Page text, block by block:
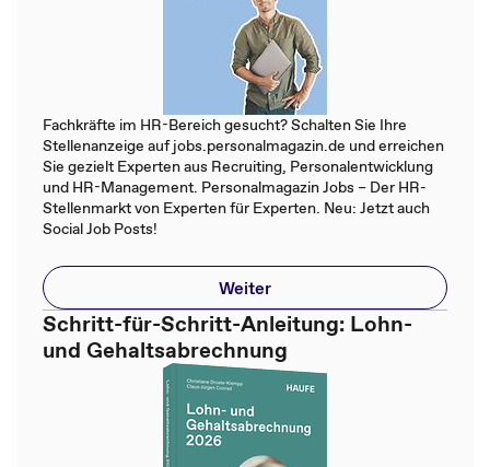
Fachkräfte im HR-Bereich gesucht? Schalten Sie Ihre
Stellenanzeige auf jobs.personalmagazin.de und erreichen
Sie gezielt Experten aus Recruiting, Personalentwicklung
und HR-Management. Personalmagazin Jobs – Der HR-
Stellenmarkt von Experten für Experten. Neu: Jetzt auch
Social Job Posts!
Weiter
Schritt-für-Schritt-Anleitung: Lohn-
und Gehaltsabrechnung